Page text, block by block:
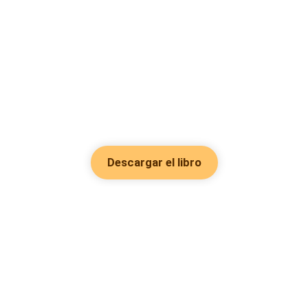
Descargar el libro